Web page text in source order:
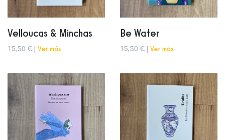
Velloucas & Minchas
15,50 € | Ver más
Be Water
15,50 € | Ver más